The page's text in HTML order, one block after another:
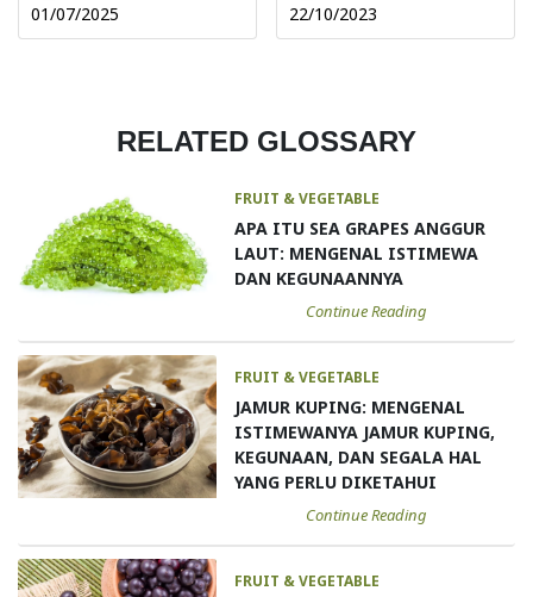
01/07/2025 22/10/2023
RELATED GLOSSARY
FRUIT & VEGETABLE
APA ITU SEA GRAPES ANGGUR
LAUT: MENGENAL ISTIMEWA
DAN KEGUNAANNYA
Continue Reading
FRUIT & VEGETABLE
JAMUR KUPING: MENGENAL
ISTIMEWANYA JAMUR KUPING,
KEGUNAAN, DAN SEGALA HAL
YANG PERLU DIKETAHUI
Continue Reading
FRUIT & VEGETABLE